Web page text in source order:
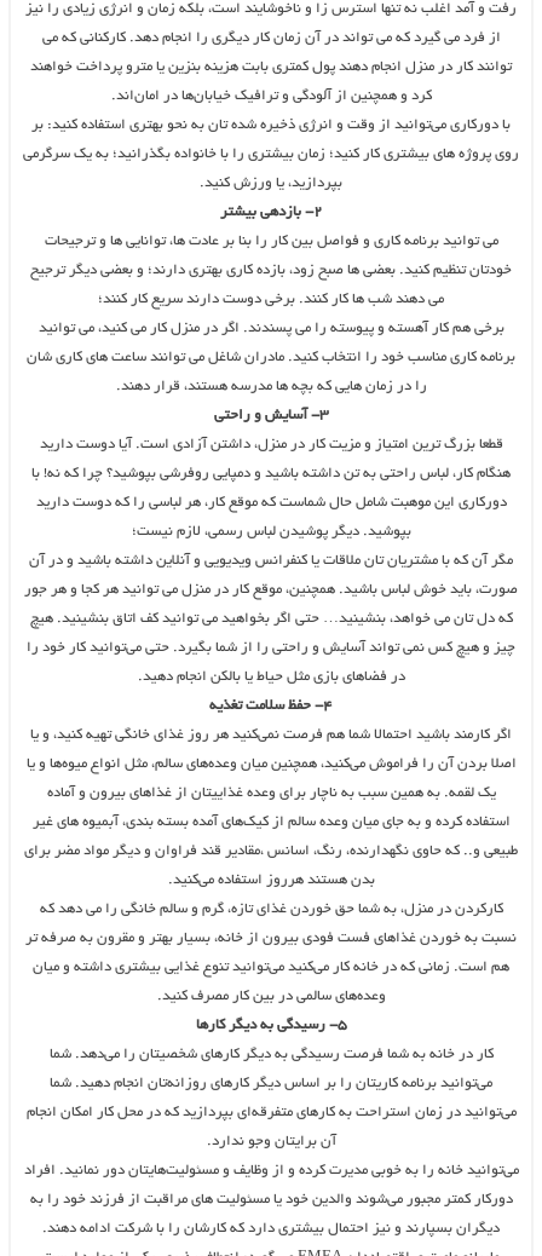
رفت و آمد اغلب نه تنها استرس زا و ناخوشایند است، بلکه زمان و انرژی زیادی را نیز
از فرد می گیرد که می تواند در آن زمان کار دیگری را انجام دهد. کارکنانی که می
توانند کار در منزل انجام دهند پول کمتری بابت هزینه بنزین یا مترو پرداخت خواهند
کرد و همچنین از آلودگی و ترافیک خیابان‌ها در امان‌اند.
با دورکاری می‌توانید از وقت و انرژی ذخیره شده تان به نحو بهتری استفاده کنید: بر
روی پروژه های بیشتری کار کنید؛ زمان بیشتری را با خانواده بگذرانید؛ به یک سرگرمی
بپردازید، یا ورزش کنید.
۲- بازدهی بیشتر
می توانید برنامه کاری و فواصل بین کار را بنا بر عادت ها، توانایی ها و ترجیحات
خودتان تنظیم کنید. بعضی ها صبح زود، بازده کاری بهتری دارند؛ و بعضی دیگر ترجیح
می دهند شب ها کار کنند. برخی دوست دارند سریع کار کنند؛
برخی هم کار آهسته و پیوسته را می پسندند. اگر در منزل کار می کنید، می توانید
برنامه کاری مناسب خود را انتخاب کنید. مادران شاغل می توانند ساعت های کاری شان
را در زمان هایی که بچه ها مدرسه هستند، قرار دهند.
۳- آسایش و راحتی
قطعا بزرگ ترین امتیاز و مزیت کار در منزل، داشتن آزادی است. آیا دوست دارید
هنگام کار، لباس راحتی به تن داشته باشید و دمپایی روفرشی بپوشید؟ چرا که نه! با
دورکاری این موهبت شامل حال شماست که موقع کار، هر لباسی را که دوست دارید
بپوشید. دیگر پوشیدن لباس رسمی، لازم نیست؛
مگر آن که با مشتریان تان ملاقات یا کنفرانس ویدیویی و آنلاین داشته باشید و در آن
صورت، باید خوش لباس باشید. همچنین، موقع کار در منزل می توانید هر کجا و هر جور
که دل تان می خواهد، بنشینید… حتی اگر بخواهید می توانید کف اتاق بنشینید. هیچ
چیز و هیچ کس نمی تواند آسایش و راحتی را از شما بگیرد. حتی می‌توانید کار خود را
در فضاهای بازی مثل حیاط یا بالکن انجام دهید.
۴- حفظ سلامت تغذیه
اگر کارمند باشید احتمالا شما هم فرصت نمی‌‍‌کنید هر روز غذای خانگی تهیه کنید، و یا
اصلا بردن آن را فراموش می‌کنید، همچنین میان وعده‌های سالم، مثل انواع میوه‌ها و یا
یک لقمه. به همین سبب به ناچار برای وعده غذاییتان از غذاهای بیرون و آماده
استفاده کرده و به جای میان وعده سالم از کیک‌های آمده بسته بندی، آبمیوه های غیر
طبیعی و.. که حاوی نگهدارنده، رنگ، اسانس ،مقادیر قند فراوان و دیگر مواد مضر برای
بدن هستند هرروز استفاده می‌کنید.
کارکردن در منزل، به شما حق خوردن غذای تازه، گرم و سالم خانگی را می دهد که
نسبت به خوردن غذاهای فست فودی بیرون از خانه، بسیار بهتر و مقرون به صرفه تر
هم است. زمانی که در خانه کار می‌کنید می‌توانید تنوع غذایی بیشتری داشته و میان
وعده‌های سالمی در بین کار مصرف کنید.
۵- رسیدگی به دیگر کارها
کار در خانه به شما فرصت رسیدگی به دیگر کارهای شخصیتان را می‌دهد. شما
می‌توانید برنامه کاریتان را بر اساس دیگر کارهای روزانه‌تان انجام دهید. شما
می‌توانید در زمان استراحت به کارهای متفرقه‌ای بپردازید که در محل کار امکان انجام
آن برایتان وجو ندارد.
می‌توانید خانه را به خوبی مدیرت کرده و از وظایف و مسئولیت‌هایتان دور نمانید. افراد
دورکار کمتر مجبور می‌شوند والدین خود یا مسئولیت های مراقبت از فرزند خود را به
دیگران بسپارند و نیز احتمال بیشتری دارد که کارشان را با شرکت ادامه دهند.